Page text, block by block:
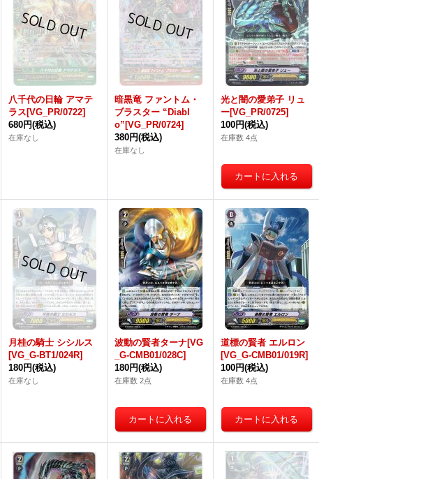
八千代の日輪 アマテ
ラス[VG_PR/0722]
680円(税込)
在庫なし
暗黒竜 ファントム・
ブラスター “Diabl
o”[VG_PR/0724]
380円(税込)
在庫なし
光と闇の愛弟子 リュ
ー[VG_PR/0725]
100円(税込)
在庫数 4点
月桂の騎士 シシルス
[VG_G-BT1/024R]
180円(税込)
在庫なし
波動の賢者ターナ[VG
_G-CMB01/028C]
180円(税込)
在庫数 2点
道標の賢者 エルロン
[VG_G-CMB01/019R]
100円(税込)
在庫数 4点